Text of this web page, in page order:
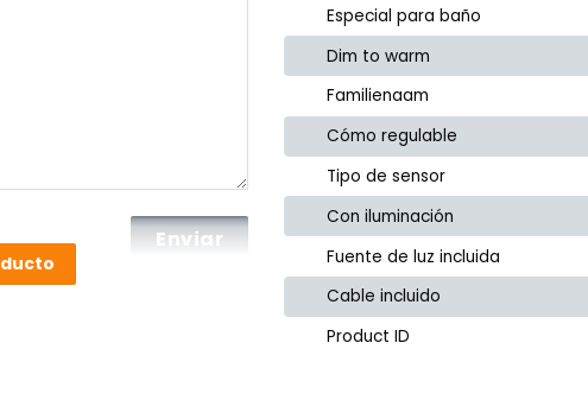
Especial para baño
Dim to warm
Familienaam
Cómo regulable
Tipo de sensor
Con iluminación
Fuente de luz incluida
Cable incluido
Product ID